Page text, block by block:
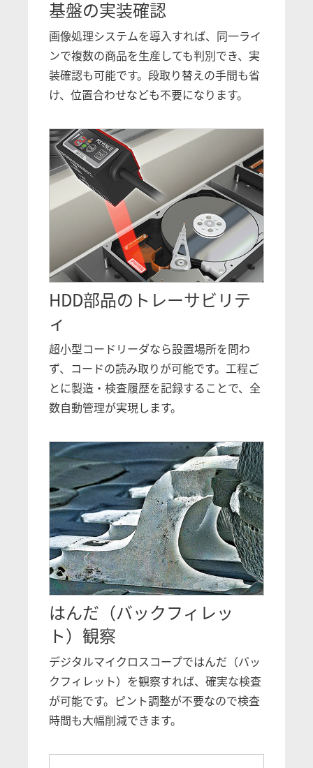
基盤の実装確認
画像処理システムを導入すれば、同一ライ
ンで複数の商品を生産しても判別でき、実
装確認も可能です。段取り替えの手間も省
け、位置合わせなども不要になります。
HDD部品のトレーサビリテ
ィ
超小型コードリーダなら設置場所を問わ
ず、コードの読み取りが可能です。工程ご
とに製造・検査履歴を記録することで、全
数自動管理が実現します。
はんだ（バックフィレッ
ト）観察
デジタルマイクロスコープではんだ（バッ
クフィレット）を観察すれば、確実な検査
が可能です。ピント調整が不要なので検査
時間も大幅削減できます。